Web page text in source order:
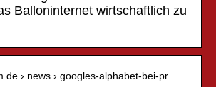
Balloninternet wirtschaftlich zu
› news › googles-alphabet-bei-pr…